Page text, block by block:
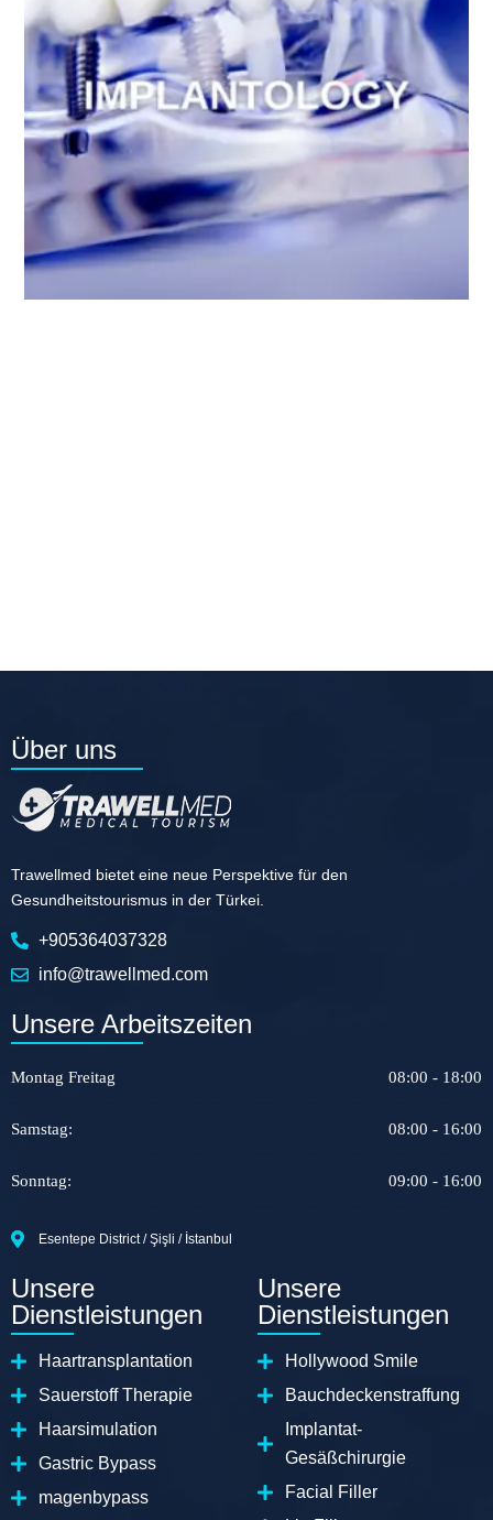
Über uns
Trawellmed bietet eine neue Perspektive für den
Gesundheitstourismus in der Türkei.
+905364037328
info@trawellmed.com
Unsere Arbeitszeiten
Montag Freitag 08:00 - 18:00
Samstag: 08:00 - 16:00
Sonntag: 09:00 - 16:00
Esentepe District / Şişli / İstanbul
Unsere
Dienstleistungen
Haartransplantation
Sauerstoff Therapie
Haarsimulation
Gastric Bypass
magenbypass
Unsere
Dienstleistungen
Hollywood Smile
Bauchdeckenstraffung
Implantat-
Gesäßchirurgie
Facial Filler